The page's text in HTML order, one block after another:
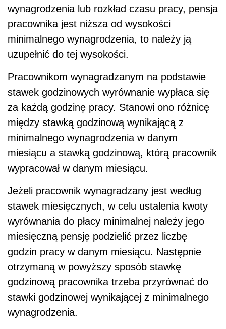
wynagrodzenia lub rozkład czasu pracy, pensja
pracownika jest niższa od wysokości
minimalnego wynagrodzenia, to należy ją
uzupełnić do tej wysokości.
Pracownikom wynagradzanym na podstawie
stawek godzinowych wyrównanie wypłaca się
za każdą godzinę pracy. Stanowi ono różnicę
między stawką godzinową wynikającą z
minimalnego wynagrodzenia w danym
miesiącu a stawką godzinową, którą pracownik
wypracował w danym miesiącu.
Jeżeli pracownik wynagradzany jest według
stawek miesięcznych, w celu ustalenia kwoty
wyrównania do płacy minimalnej należy jego
miesięczną pensję podzielić przez liczbę
godzin pracy w danym miesiącu. Następnie
otrzymaną w powyższy sposób stawkę
godzinową pracownika trzeba przyrównać do
stawki godzinowej wynikającej z minimalnego
wynagrodzenia.